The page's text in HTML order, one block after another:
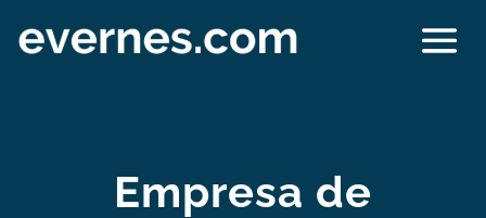
Empresa de